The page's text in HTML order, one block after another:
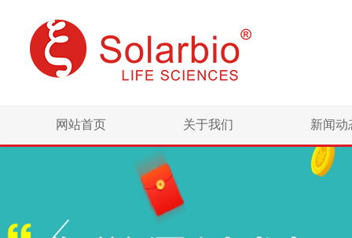
网站首页 关于我们 新闻动